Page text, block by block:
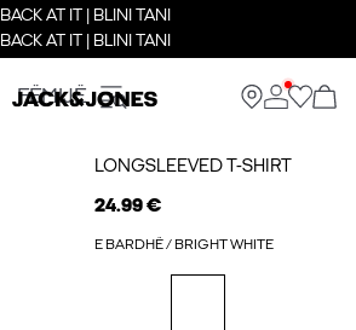
BACK AT IT | BLINI TANI
BACK AT IT | BLINI TANI
FËMIJË
LONGSLEEVED T-SHIRT
24.99 €
E BARDHË / BRIGHT WHITE